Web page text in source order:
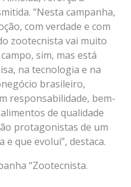
“Nesta campanha,
com verdade e com
zootecnista vai muito
sim, mas está
na tecnologia e na
brasileiro,
responsabilidade, bem-
de qualidade
protagonistas de um
e que evolui”, destaca.
“Zootecnista.